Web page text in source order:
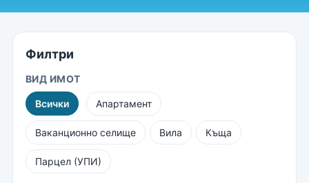
Филтри
ВИД ИМОТ
Всички Апартамент
Ваканционно селище Вила Къща
Парцел (УПИ)